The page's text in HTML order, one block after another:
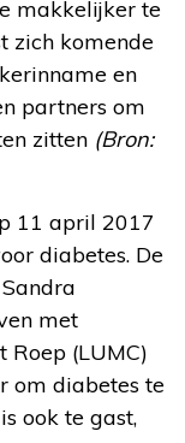
makkelijker te
zich komende
en
partners om
zitten (Bron:
11 april 2017
diabetes. De
met
Roep (LUMC)
om diabetes te
ook te gast,